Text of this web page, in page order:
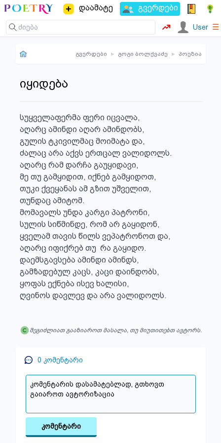
დაამატე გვერდები
User ☰
გვერდები ▸ გოგი ბოლქვაძე ▸ პოეზია
იყიდება
სუყველაფერმა ფერი იცვალა,
აღარც ამინდი აღარ ამინდობს,
გულის ტკივილმაც მოიმატა და,
ძალაც არა აქვს ერთცალ ვალიდოლს.
აღარც რამ დარჩა გაუყიდავი,
მე თუ გამყიდით, იქნებ გამყიდოთ,
თუკი ქვეყანას ამ გზით უშველით,
თუნდაც ამიტომ.
მომავალს უნდა კარგი პატრონი,
სულის სიწმინდე, რომ არ გაყიდონ,
ყველამ თავის წილს ვეპატრონოთ და,
აღარც იფიქრებ თუ  რა გაყიდო.
დაემსგავსება ამინდი ამინდს,
გამზადებულ კაცს, კაცი დაინდობს,
ყოფას ექნება ისევ ხალისი,
ღვინოს დავლევ და არა ვალიდოლს.
შეგიძლიათ გააზიაროთ მასალა, თუ მიუთითებთ ავტორს.
0 კომენტარი
კომენტარი